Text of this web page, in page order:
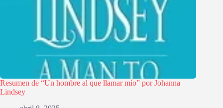
Resumen de “Un hombre al que llamar mío” por Johanna
Lindsey